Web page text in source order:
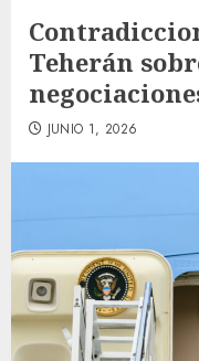
Teherán
JUNIO 1, 2026